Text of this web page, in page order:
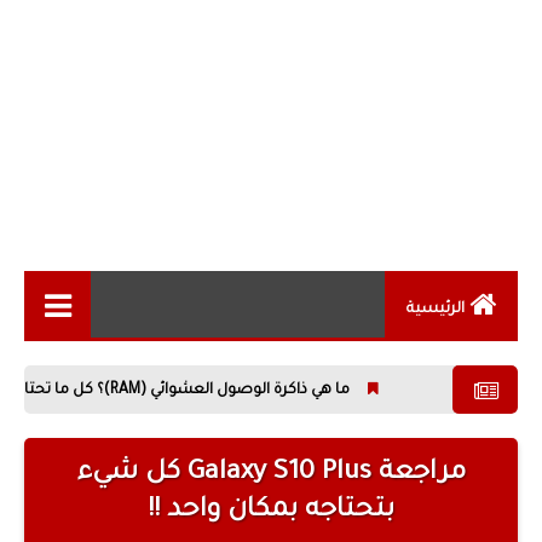
الرئيسية
الهواتف الذكية
الكمبيوتر
ما هي ذاكرة الوصول العشوائي (RAM)؟ كل ما تحتاج معرفته عن أهم مكونات الحاسوب
مراجعة Galaxy S10 Plus كل شيء
بتحتاجه بمكان واحد !!